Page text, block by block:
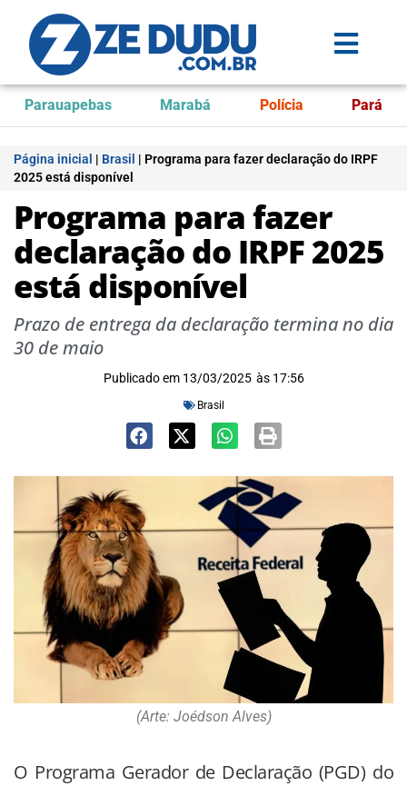
Parauapebas Marabá Polícia Pará
Página inicial | Brasil | Programa para fazer declaração do IRPF
2025 está disponível
Programa para fazer
declaração do IRPF 2025
está disponível
Prazo de entrega da declaração termina no dia
30 de maio
Publicado em 13/03/2025 às 17:56
Brasil
(Arte: Joédson Alves)
O Programa Gerador de Declaração (PGD) do